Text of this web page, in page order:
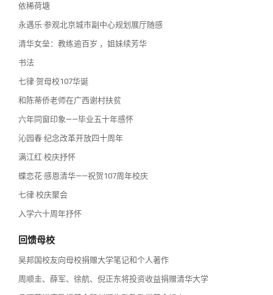
依稀荷塘
永遇乐·参观北京城市副中心规划展厅随感
清华女垒：教练逾百岁 ，姐妹续芳华
书法
七律·贺母校107华诞
和陈蒂侨老师在广西谢村扶贫
六年同窗印象——毕业五十年感怀
沁园春·纪念改革开放四十周年
满江红·校庆抒怀
蝶恋花·感恩清华——祝贺107周年校庆
七律·校庆聚会
入学六十周年抒怀
回馈母校
吴邦国校友向母校捐赠大学笔记和个人著作
周顺圭、薛军、徐航、倪正东将投资收益捐赠清华大学